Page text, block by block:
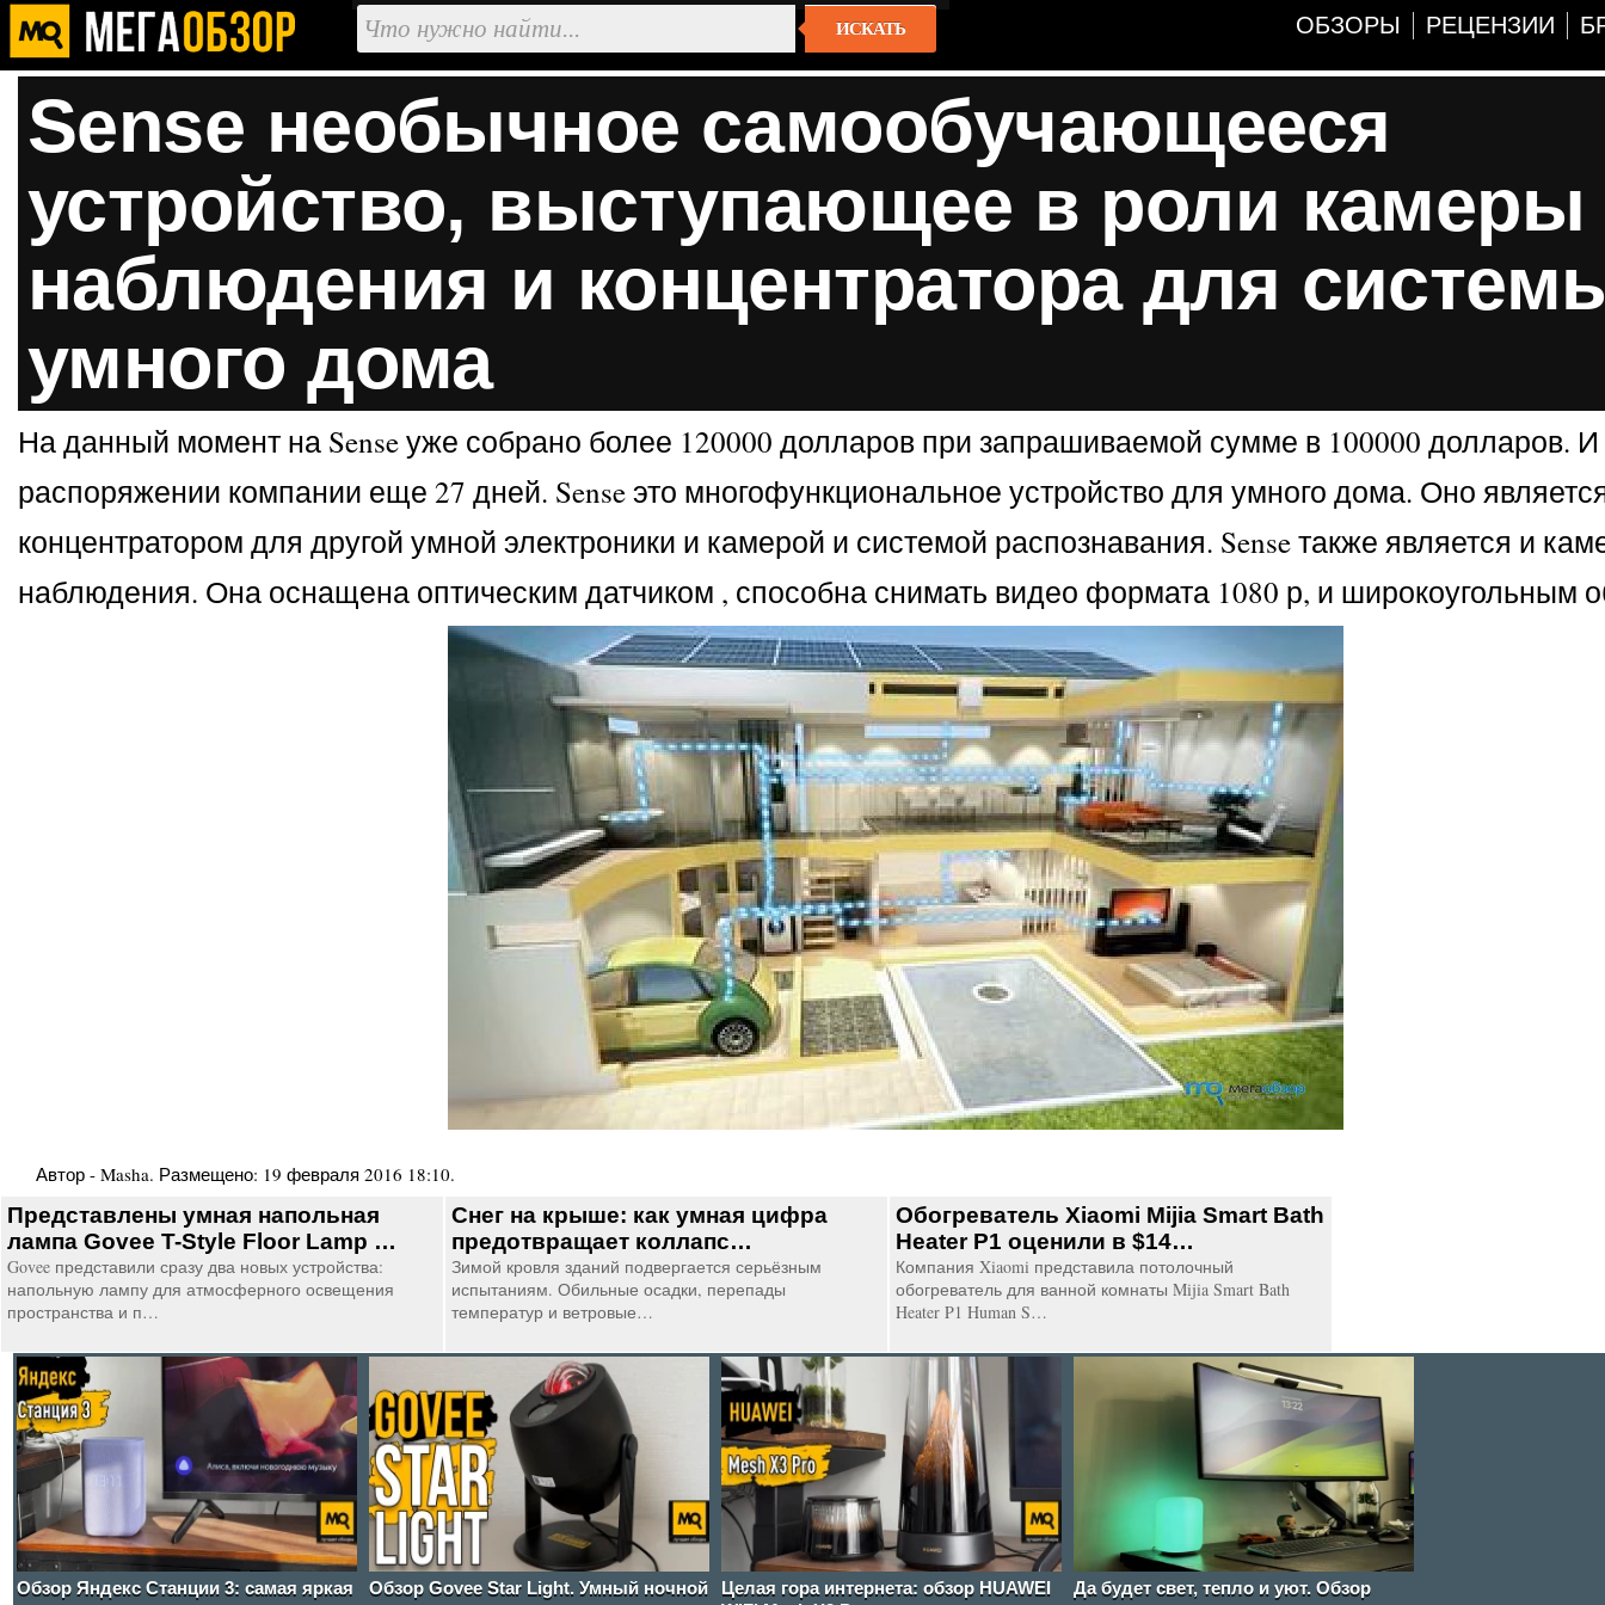
ИСКАТЬ ОБЗОРЫ РЕЦЕНЗИИ
Sense необычное самообучающееся
устройство, выступающее в роли камеры
наблюдения и концентратора для
умного дома
На данный момент на Sense уже собрано более 120000 долларов при запрашиваемой сумме в 100000 долларов. И
распоряжении компании еще 27 дней. Sense это многофункциональное устройство для умного дома. Оно
концентратором для другой умной электроники и камерой и системой распознавания. Sense также является и
наблюдения. Она оснащена оптическим датчиком , способна снимать видео формата 1080 р, и широкоугольным
Автор - Masha. Размещено: 19 февраля 2016 18:10.
Представлены умная напольная
лампа Govee T-Style Floor Lamp …
Govee представили сразу два новых устройства:
напольную лампу для атмосферного освещения
пространства и п…
Снег на крыше: как умная цифра
предотвращает коллапс…
Зимой кровля зданий подвергается серьёзным
испытаниям. Обильные осадки, перепады
температур и ветровые…
Обогреватель Xiaomi Mijia Smart Bath
Heater P1 оценили в $14…
Компания Xiaomi представила потолочный
обогреватель для ванной комнаты Mijia Smart Bath
Heater P1 Human S…
Обзор Яндекс Станции 3: самая яркая
Обзор Govee Star Light. Умный ночной
Целая гора интернета: обзор HUAWEI
Да будет свет, тепло и уют. Обзор